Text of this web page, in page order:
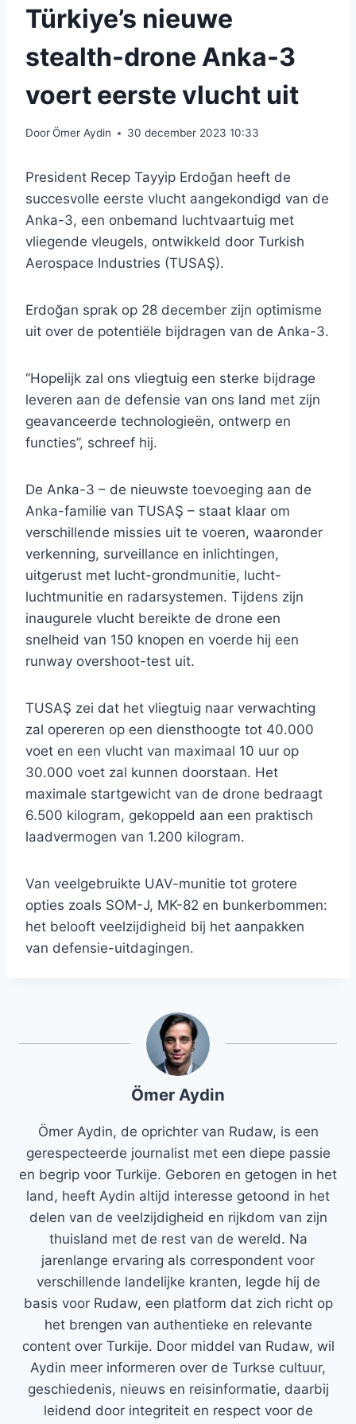
Türkiye’s nieuwe
stealth-drone Anka-3
voert eerste vlucht uit
DoorÖmer Aydin 30 december 2023 10:33
President Recep Tayyip Erdoğan heeft de
succesvolle eerste vlucht aangekondigd van de
Anka-3, een onbemand luchtvaartuig met
vliegende vleugels, ontwikkeld door Turkish
Aerospace Industries (TUSAŞ).
Erdoğan sprak op 28 december zijn optimisme
uit over de potentiële bijdragen van de Anka-3.
“Hopelijk zal ons vliegtuig een sterke bijdrage
leveren aan de defensie van ons land met zijn
geavanceerde technologieën, ontwerp en
functies”, schreef hij.
De Anka-3 – de nieuwste toevoeging aan de
Anka-familie van TUSAŞ – staat klaar om
verschillende missies uit te voeren, waaronder
verkenning, surveillance en inlichtingen,
uitgerust met lucht-grondmunitie, lucht-
luchtmunitie en radarsystemen. Tijdens zijn
inaugurele vlucht bereikte de drone een
snelheid van 150 knopen en voerde hij een
runway overshoot-test uit.
TUSAŞ zei dat het vliegtuig naar verwachting
zal opereren op een diensthoogte tot 40.000
voet en een vlucht van maximaal 10 uur op
30.000 voet zal kunnen doorstaan. Het
maximale startgewicht van de drone bedraagt ​​
6.500 kilogram, gekoppeld aan een praktisch
laadvermogen van 1.200 kilogram.
Van veelgebruikte UAV-munitie tot grotere
opties zoals SOM-J, MK-82 en bunkerbommen:
het belooft veelzijdigheid bij het aanpakken
van defensie-uitdagingen.
Ömer Aydin
Ömer Aydin, de oprichter van Rudaw, is een
gerespecteerde journalist met een diepe passie
en begrip voor Turkije. Geboren en getogen in het
land, heeft Aydin altijd interesse getoond in het
delen van de veelzijdigheid en rijkdom van zijn
thuisland met de rest van de wereld. Na
jarenlange ervaring als correspondent voor
verschillende landelijke kranten, legde hij de
basis voor Rudaw, een platform dat zich richt op
het brengen van authentieke en relevante
content over Turkije. Door middel van Rudaw, wil
Aydin meer informeren over de Turkse cultuur,
geschiedenis, nieuws en reisinformatie, daarbij
leidend door integriteit en respect voor de